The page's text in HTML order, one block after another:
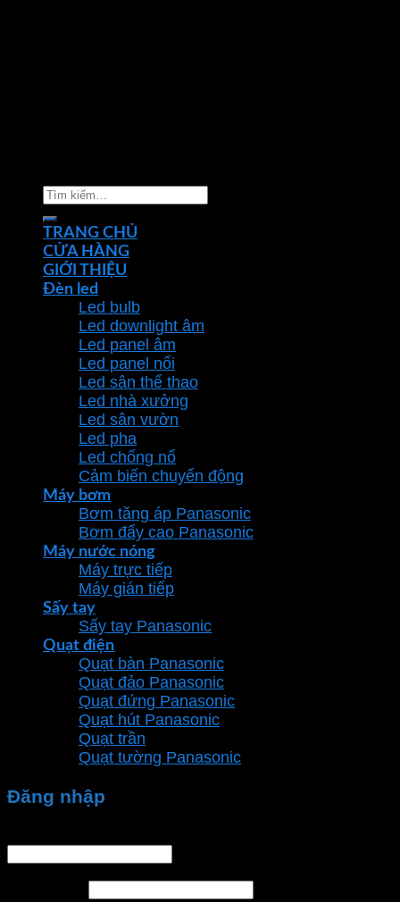
Tìm
kiếm:
TRANG CHỦ
CỬA HÀNG
GIỚI THIỆU
Đèn led
Led bulb
Led downlight âm
Led panel âm
Led panel nổi
Led sân thể thao
Led nhà xưởng
Led sân vườn
Led pha
Led chống nổ
Cảm biến chuyển động
Máy bơm
Bơm tăng áp Panasonic
Bơm đẩy cao Panasonic
Máy nước nóng
Máy trực tiếp
Máy gián tiếp
Sấy tay
Sấy tay Panasonic
Quạt điện
Quạt bàn Panasonic
Quạt đảo Panasonic
Quạt đứng Panasonic
Quạt hút Panasonic
Quạt trần
Quạt tường Panasonic
Đăng nhập